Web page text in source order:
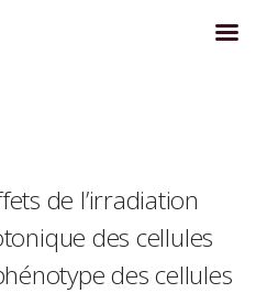
de l’irradiation
des cellules
des cellules